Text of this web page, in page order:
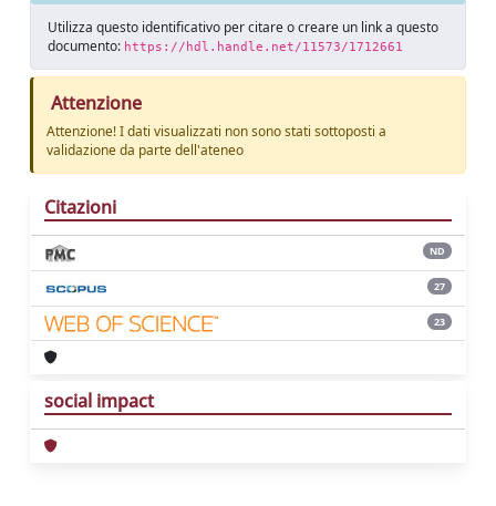
Utilizza questo identificativo per citare o creare un link a questo
documento: https://hdl.handle.net/11573/1712661
Attenzione
Attenzione! I dati visualizzati non sono stati sottoposti a
validazione da parte dell'ateneo
Citazioni
ND
27
23
social impact